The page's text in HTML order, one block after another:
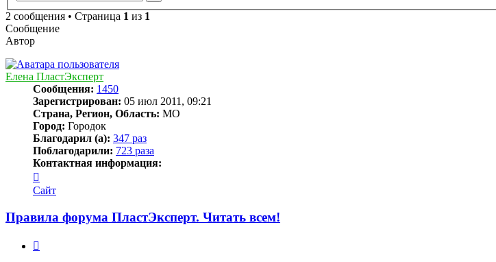
2 сообщения • Страница 1 из 1
Сообщение
Автор
Елена ПластЭксперт
Сообщения: 1450
Зарегистрирован: 05 июл 2011, 09:21
Страна, Регион, Область: МО
Город: Городок
Благодарил (а): 347 раз
Поблагодарили: 723 раза
Контактная информация:
информация
пользователя
Елена
ПластЭксперт
Сайт
Правила форума ПластЭксперт. Читать всем!